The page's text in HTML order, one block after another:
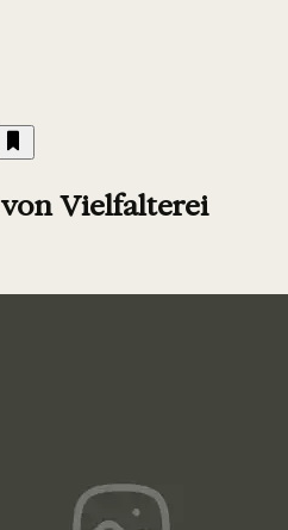
Vielfalterei